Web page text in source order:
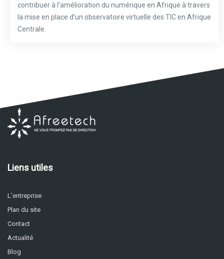
contribuer à l’amélioration du numérique en Afrique à travers
la mise en place d’un observatoire virtuelle des TIC en Afrique
Centrale.
Liens utiles
L’entreprise
Plan du site
Contact
Actualité
Blog